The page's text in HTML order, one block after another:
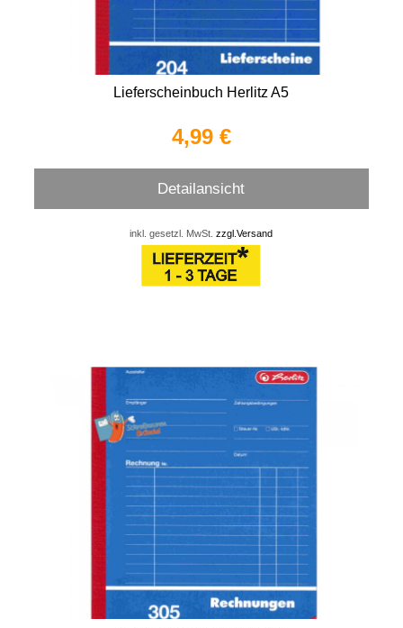
Lieferscheinbuch Herlitz A5
4,99 €
Detailansicht
inkl. gesetzl. MwSt.zzgl.Versand